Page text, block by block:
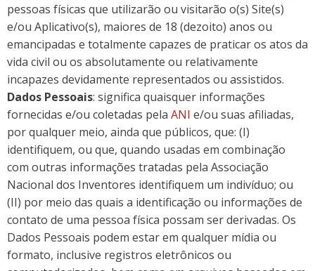
pessoas físicas que utilizarão ou visitarão o(s) Site(s)
e/ou Aplicativo(s), maiores de 18 (dezoito) anos ou
emancipadas e totalmente capazes de praticar os atos da
vida civil ou os absolutamente ou relativamente
incapazes devidamente representados ou assistidos.
Dados Pessoais: significa quaisquer informações
fornecidas e/ou coletadas pela ANI e/ou suas afiliadas,
por qualquer meio, ainda que públicos, que: (I)
identifiquem, ou que, quando usadas em combinação
com outras informações tratadas pela Associação
Nacional dos Inventores identifiquem um indivíduo; ou
(II) por meio das quais a identificação ou informações de
contato de uma pessoa física possam ser derivadas. Os
Dados Pessoais podem estar em qualquer mídia ou
formato, inclusive registros eletrônicos ou